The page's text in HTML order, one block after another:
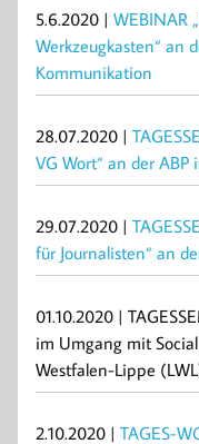
5.6.2020 | WEBINAR
Werkzeugkasten“ an
Kommunikation
28.07.2020 |
VG Wort“ an der ABP
29.07.2020 |
für Journalisten“ an
01.10.2020 |
im Umgang mit
Westfalen-Lippe
2.10.2020 | TAGES-